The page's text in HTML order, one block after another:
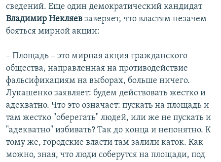
сведений. Еще один демократический кандидат
Владимир Некляев заверяет, что властям незачем
бояться мирной акции:
– Площадь – это мирная акция гражданского
общества, направленная на противодействие
фальсификациям на выборах, больше ничего.
Лукашенко заявляет: будем действовать жестко и
адекватно. Что это означает: пускать на площадь и
там жестко "оберегать" людей, или же не пускать и
"адекватно" избивать? Так до конца и непонятно. К
тому же, городские власти там залили каток. Как
можно, зная, что люди соберутся на площади, под